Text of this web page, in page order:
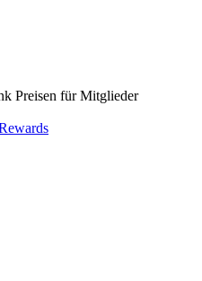
Preisen für Mitglieder